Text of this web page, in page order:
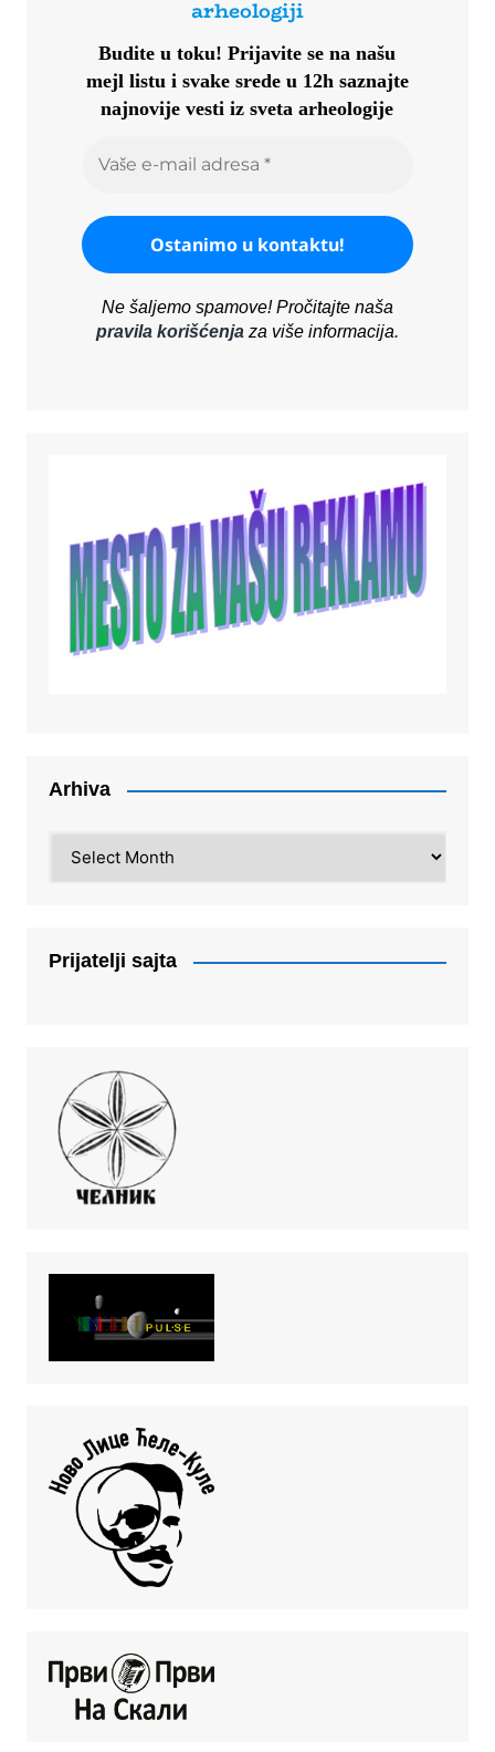
arheologiji
Budite u toku!Prijavite se na našu
mejl listu i svake srede u 12h saznajte
najnovije vesti iz sveta arheologije
Ne šaljemo spamove! Pročitajte naša
pravila korišćenjaza više informacija.
Arhiva
Prijatelji sajta